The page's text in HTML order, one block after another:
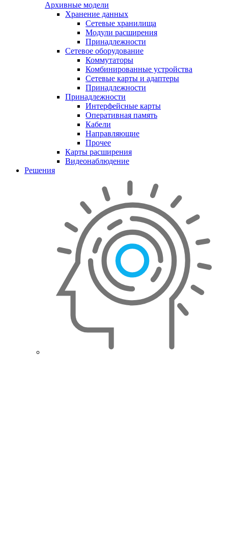
Архивные модели
Хранение данных
Сетевые хранилища
Модули расширения
Принадлежности
Сетевое оборудование
Коммутаторы
Комбинированные устройства
Сетевые карты и адаптеры
Принадлежности
Принадлежности
Интерфейсные карты
Оперативная память
Кабели
Направляющие
Прочее
Карты расширения
Видеонаблюдение
Решения